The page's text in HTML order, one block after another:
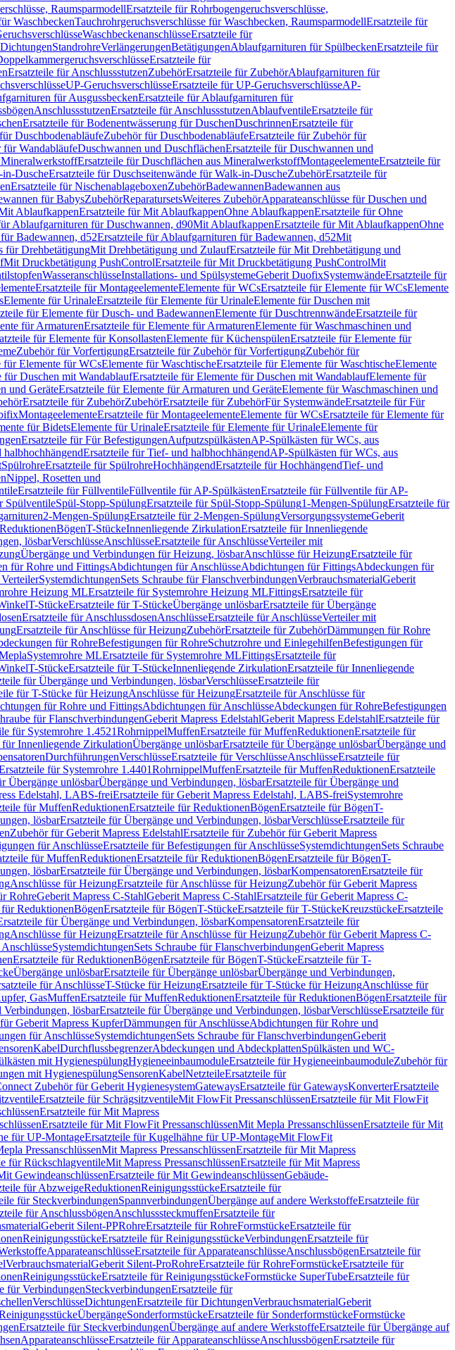
RaumsparmodellErsatzteile für Rohrbogengeruchsverschlüsse,
WaschbeckenTauchrohrgeruchsverschlüsse für Waschbecken, RaumsparmodellErsatzteile für
WaschbeckenanschlüsseErsatzteile für
DichtungenStandrohreVerlängerungenBetätigungenAblaufgarnituren für SpülbeckenErsatzteile für
Ersatzteile für
Ersatzteile für AnschlussstutzenZubehörErsatzteile für ZubehörAblaufgarnituren für
UP-GeruchsverschlüsseErsatzteile für UP-GeruchsverschlüsseAP-
für AusgussbeckenErsatzteile für Ablaufgarnituren für
AnschlussstutzenErsatzteile für AnschlussstutzenAblaufventileErsatzteile für
Ersatzteile für Bodenentwässerung für DuschenDuschrinnenErsatzteile für
DuschbodenabläufeZubehör für DuschbodenabläufeErsatzteile für Zubehör für
WandabläufeDuschwannen und DuschflächenErsatzteile für Duschwannen und
Ersatzteile für Duschflächen aus MineralwerkstoffMontageelementeErsatzteile für
in-DuscheErsatzteile für Duschseitenwände für Walk-in-DuscheZubehörErsatzteile für
Ersatzteile für NischenablageboxenZubehörBadewannenBadewannen aus
für BabysZubehörReparatursetsWeiteres ZubehörApparateanschlüsse für Duschen und
AblaufkappenErsatzteile für Mit AblaufkappenOhne AblaufkappenErsatzteile für Ohne
Ablaufgarnituren für Duschwannen, d90Mit AblaufkappenErsatzteile für Mit AblaufkappenOhne
Badewannen, d52Ersatzteile für Ablaufgarnituren für Badewannen, d52Mit
für DrehbetätigungMit Drehbetätigung und ZulaufErsatzteile für Mit Drehbetätigung und
Mit Druckbetätigung PushControlErsatzteile für Mit Druckbetätigung PushControlMit
WasseranschlüsseInstallations- und SpülsystemeGeberit DuofixSystemwändeErsatzteile für
Ersatzteile für MontageelementeElemente für WCsErsatzteile für Elemente für WCsElemente
Elemente für UrinaleErsatzteile für Elemente für UrinaleElemente für Duschen mit
für Elemente für Dusch- und BadewannenElemente für DuschtrennwändeErsatzteile für
für ArmaturenErsatzteile für Elemente für ArmaturenElemente für Waschmaschinen und
für Elemente für KonsollastenElemente für KüchenspülenErsatzteile für Elemente für
Zubehör für VorfertigungErsatzteile für Zubehör für VorfertigungZubehör für
für Elemente für WCsElemente für WaschtischeErsatzteile für Elemente für WaschtischeElemente
für Duschen mit WandablaufErsatzteile für Elemente für Duschen mit WandablaufElemente für
und GeräteErsatzteile für Elemente für Armaturen und GeräteElemente für Waschmaschinen und
Ersatzteile für ZubehörZubehörErsatzteile für ZubehörFür SystemwändeErsatzteile für Für
MontageelementeErsatzteile für MontageelementeElemente für WCsErsatzteile für Elemente für
für BidetsElemente für UrinaleErsatzteile für Elemente für UrinaleElemente für
Ersatzteile für Für BefestigungenAufputzspülkästenAP-Spülkästen für WCs, aus
halbhochhängendErsatzteile für Tief- und halbhochhängendAP-Spülkästen für WCs, aus
SpülrohreErsatzteile für SpülrohreHochhängendErsatzteile für HochhängendTief- und
Nippel, Rosetten und
Ersatzteile für FüllventileFüllventile für AP-SpülkästenErsatzteile für Füllventile für AP-
SpülventileSpül-Stopp-SpülungErsatzteile für Spül-Stopp-Spülung1-Mengen-SpülungErsatzteile für
2-Mengen-SpülungErsatzteile für 2-Mengen-SpülungVersorgungssystemeGeberit
ReduktionenBögenT-StückeInnenliegende ZirkulationErsatzteile für Innenliegende
lösbarVerschlüsseAnschlüsseErsatzteile für AnschlüsseVerteiler mit
Übergänge und Verbindungen für Heizung, lösbarAnschlüsse für HeizungErsatzteile für
für Rohre und FittingsAbdichtungen für AnschlüsseAbdichtungen für FittingsAbdeckungen für
SystemdichtungenSets Schraube für FlanschverbindungenVerbrauchsmaterialGeberit
Heizung MLErsatzteile für Systemrohre Heizung MLFittingsErsatzteile für
T-StückeErsatzteile für T-StückeÜbergänge unlösbarErsatzteile für Übergänge
Ersatzteile für AnschlussdosenAnschlüsseErsatzteile für AnschlüsseVerteiler mit
Ersatzteile für Anschlüsse für HeizungZubehörErsatzteile für ZubehörDämmungen für Rohre
für RohreBefestigungen für RohreSchutzrohre und EinlegehilfenBefestigungen für
Systemrohre MLErsatzteile für Systemrohre MLFittingsErsatzteile für
T-StückeErsatzteile für T-StückeInnenliegende ZirkulationErsatzteile für Innenliegende
für Übergänge und Verbindungen, lösbarVerschlüsseErsatzteile für
für T-Stücke für HeizungAnschlüsse für HeizungErsatzteile für Anschlüsse für
für Rohre und FittingsAbdichtungen für AnschlüsseAbdeckungen für RohreBefestigungen
für FlanschverbindungenGeberit Mapress EdelstahlGeberit Mapress EdelstahlErsatzteile für
für Systemrohre 1.4521RohrnippelMuffenErsatzteile für MuffenReduktionenErsatzteile für
für Innenliegende ZirkulationÜbergänge unlösbarErsatzteile für Übergänge unlösbarÜbergänge und
DurchführungenVerschlüsseErsatzteile für VerschlüsseAnschlüsseErsatzteile für
für Systemrohre 1.4401RohrnippelMuffenErsatzteile für MuffenReduktionenErsatzteile
Übergänge unlösbarÜbergänge und Verbindungen, lösbarErsatzteile für Übergänge und
Edelstahl, LABS-freiErsatzteile für Geberit Mapress Edelstahl, LABS-freiSystemrohre
für MuffenReduktionenErsatzteile für ReduktionenBögenErsatzteile für BögenT-
lösbarErsatzteile für Übergänge und Verbindungen, lösbarVerschlüsseErsatzteile für
Zubehör für Geberit Mapress EdelstahlErsatzteile für Zubehör für Geberit Mapress
für AnschlüsseErsatzteile für Befestigungen für AnschlüsseSystemdichtungenSets Schraube
für MuffenReduktionenErsatzteile für ReduktionenBögenErsatzteile für BögenT-
lösbarErsatzteile für Übergänge und Verbindungen, lösbarKompensatorenErsatzteile für
Anschlüsse für HeizungErsatzteile für Anschlüsse für HeizungZubehör für Geberit Mapress
RohreGeberit Mapress C-StahlGeberit Mapress C-StahlErsatzteile für Geberit Mapress C-
ReduktionenBögenErsatzteile für BögenT-StückeErsatzteile für T-StückeKreuzstückeErsatzteile
für Übergänge und Verbindungen, lösbarKompensatorenErsatzteile für
Anschlüsse für HeizungErsatzteile für Anschlüsse für HeizungZubehör für Geberit Mapress C-
SystemdichtungenSets Schraube für FlanschverbindungenGeberit Mapress
Ersatzteile für ReduktionenBögenErsatzteile für BögenT-StückeErsatzteile für T-
Übergänge unlösbarErsatzteile für Übergänge unlösbarÜbergänge und Verbindungen,
für AnschlüsseT-Stücke für HeizungErsatzteile für T-Stücke für HeizungAnschlüsse für
GasMuffenErsatzteile für MuffenReduktionenErsatzteile für ReduktionenBögenErsatzteile für
Verbindungen, lösbarErsatzteile für Übergänge und Verbindungen, lösbarVerschlüsseErsatzteile für
Geberit Mapress KupferDämmungen für AnschlüsseAbdichtungen für Rohre und
für AnschlüsseSystemdichtungenSets Schraube für FlanschverbindungenGeberit
KabelDurchflussbegrenzerAbdeckungen und AbdeckplattenSpülkästen und WC-
mit HygienespülungHygieneeinbaumoduleErsatzteile für HygieneeinbaumoduleZubehör für
mit HygienespülungSensorenKabelNetzteileErsatzteile für
Zubehör für Geberit HygienesystemGatewaysErsatzteile für GatewaysKonverterErsatzteile
Ersatzteile für SchrägsitzventileMit FlowFit PressanschlüssenErsatzteile für Mit FlowFit
Ersatzteile für Mit Mapress
Ersatzteile für Mit FlowFit PressanschlüssenMit Mepla PressanschlüssenErsatzteile für Mit
für UP-MontageErsatzteile für Kugelhähne für UP-MontageMit FlowFit
PressanschlüssenMit Mapress PressanschlüssenErsatzteile für Mit Mapress
für RückschlagventileMit Mapress PressanschlüssenErsatzteile für Mit Mapress
GewindeanschlüssenErsatzteile für Mit GewindeanschlüssenGebäude-
für AbzweigeReduktionenReinigungsstückeErsatzteile für
für SteckverbindungenSpannverbindungenÜbergänge auf andere WerkstoffeErsatzteile für
für AnschlussbögenAnschlusssteckmuffenErsatzteile für
Geberit Silent-PPRohreErsatzteile für RohreFormstückeErsatzteile für
ReinigungsstückeErsatzteile für ReinigungsstückeVerbindungenErsatzteile für
ApparateanschlüsseErsatzteile für ApparateanschlüsseAnschlussbögenErsatzteile für
VerbrauchsmaterialGeberit Silent-ProRohreErsatzteile für RohreFormstückeErsatzteile für
ReinigungsstückeErsatzteile für ReinigungsstückeFormstücke SuperTubeErsatzteile für
für VerbindungenSteckverbindungenErsatzteile für
VerschlüsseDichtungenErsatzteile für DichtungenVerbrauchsmaterialGeberit
ÜbergängeSonderformstückeErsatzteile für SonderformstückeFormstücke
Ersatzteile für SteckverbindungenÜbergänge auf andere WerkstoffeErsatzteile für Übergänge auf
ApparateanschlüsseErsatzteile für ApparateanschlüsseAnschlussbögenErsatzteile für